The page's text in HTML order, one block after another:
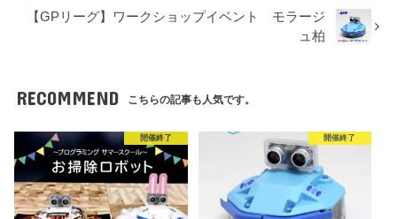
【GPリーグ】ワークショップイベント モラージ
ュ柏
RECOMMEND こちらの記事も人気です。
開催終了 開催終了